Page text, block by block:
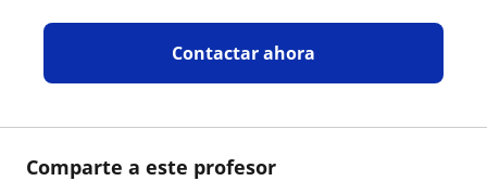
Comparte a este profesor
Contactar ahora